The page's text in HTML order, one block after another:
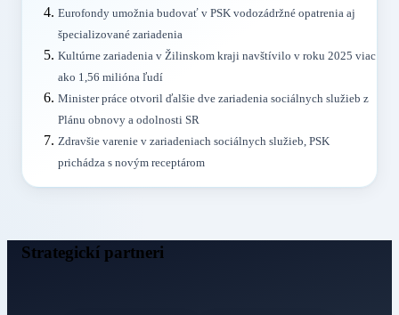
Eurofondy umožnia budovať v PSK vodozádržné opatrenia aj
špecializované zariadenia
Kultúrne zariadenia v Žilinskom kraji navštívilo v roku 2025 viac
ako 1,56 milióna ľudí
Minister práce otvoril ďalšie dve zariadenia sociálnych služieb z
Plánu obnovy a odolnosti SR
Zdravšie varenie v zariadeniach sociálnych služieb, PSK
prichádza s novým receptárom
Strategickí partneri